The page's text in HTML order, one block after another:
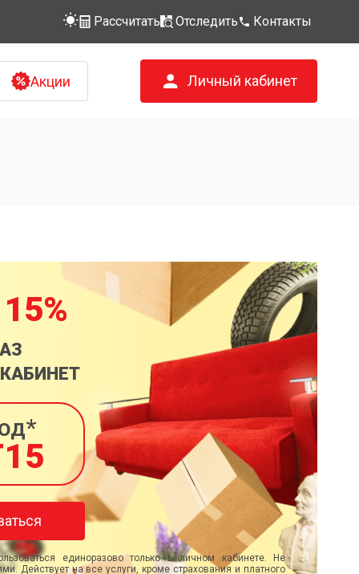
Рассчитать Отследить Контакты
Акции Личный кабинет
единоразово только в личном кабинете. Не
Действует на все услуги, кроме страхования и платного